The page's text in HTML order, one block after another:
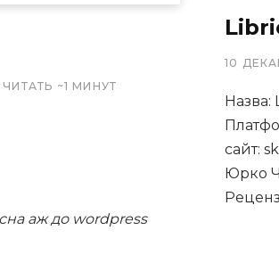
ЧИТАТЬ ~1 МИНУТ
аж до wordpress
10
Назва:
сайт:
Юрко